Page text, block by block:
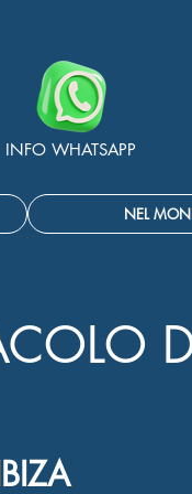
INFO WHATSAPP
NEL